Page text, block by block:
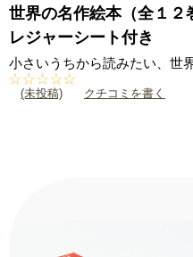
世界の名作絵本（全１２
レジャーシート付き
小さいうちから読みたい、世
(未投稿) クチコミを書く